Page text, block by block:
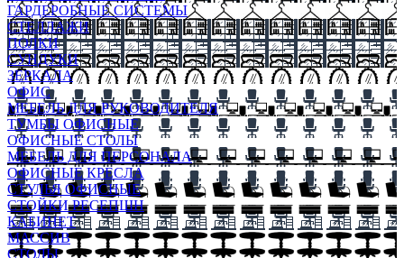
ГАРДЕРОБНЫЕ СИСТЕМЫ
СТЕЛЛАЖИ
ПОЛКИ
СУНДУКИ
ЗЕРКАЛА
ОФИС
МЕБЕЛЬ ДЛЯ РУКОВОДИТЕЛЯ
ТУМБЫ ОФИСНЫЕ
ОФИСНЫЕ СТОЛЫ
МЕБЕЛЬ ДЛЯ ПЕРСОНАЛА
ОФИСНЫЕ КРЕСЛА
СТУЛЬЯ ОФИСНЫЕ
СТОЙКИ РЕСЕПШН
КАБИНЕТ
МАССИВ
СТОЛЫ